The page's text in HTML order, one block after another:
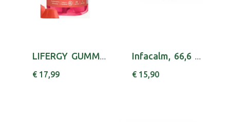
LIFERGY GUMMIES BEAUTY COLLAG GOMAS X45 ASCOR...
€ 17,99
Infacalm, 66,6 mg/mL-30mL x 1 emul oral gta
€ 15,90